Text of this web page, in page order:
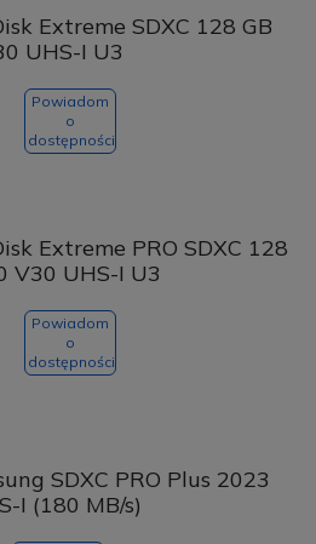
Extreme SDXC 128 GB
UHS-I U3
Powiadom
o
dostępności
Extreme PRO SDXC 128
V30 UHS-I U3
Powiadom
o
dostępności
SDXC PRO Plus 2023
I (180 MB/s)